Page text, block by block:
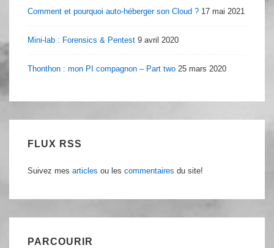
Comment et pourquoi auto-héberger son Cloud ? 17 mai 2021
Mini-lab : Forensics & Pentest 9 avril 2020
Thonthon : mon PI compagnon – Part two 25 mars 2020
FLUX RSS
Suivez mes articles ou les commentaires du site!
PARCOURIR